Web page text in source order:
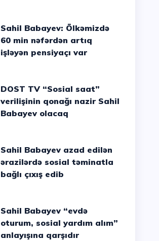
Sahil Babayev: Ölkəmizdə
60 min nəfərdən artıq
işləyən pensiyaçı var
DOST TV “Sosial saat”
verilişinin qonağı nazir Sahil
Babayev olacaq
Sahil Babayev azad edilən
ərazilərdə sosial təminatla
bağlı çıxış edib
Sahil Babayev “evdə
oturum, sosial yardım alım”
anlayışına qarşıdır